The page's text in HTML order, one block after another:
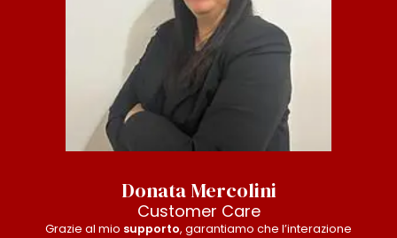
Donata Mercolini
Customer Care
Grazie al mio supporto, garantiamo che l’interazione